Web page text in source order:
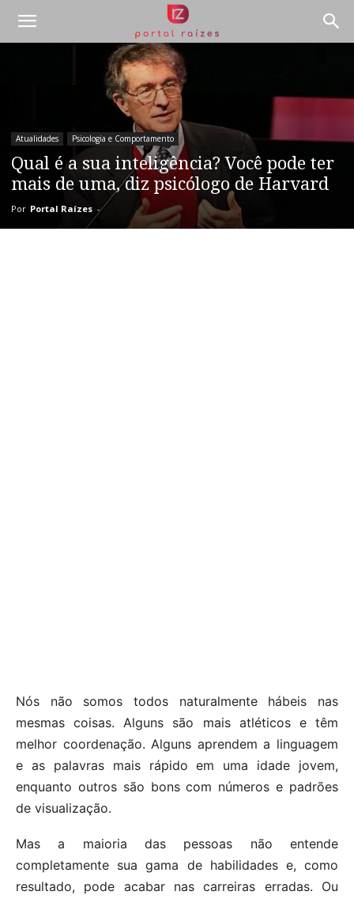
Atualidades Psicologia e Comportamento
Qual é a sua inteligência? Você pode ter
mais de uma, diz psicólogo de Harvard
Por Portal Raízes -
Nós não somos todos naturalmente hábeis nas
mesmas coisas. Alguns são mais atléticos e têm
melhor coordenação. Alguns aprendem a linguagem
e as palavras mais rápido em uma idade jovem,
enquanto outros são bons com números e padrões
de visualização.
Mas a maioria das pessoas não entende
completamente sua gama de habilidades e, como
resultado, pode acabar nas carreiras erradas. Ou